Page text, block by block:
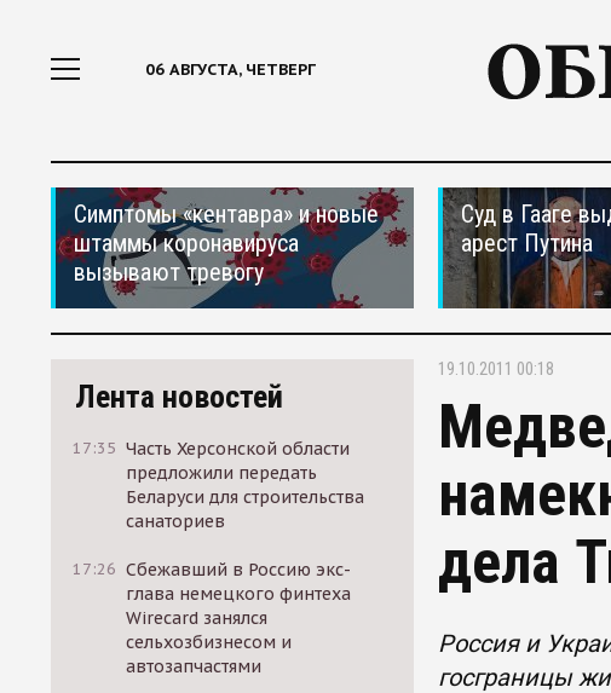
06 АВГУСТА, ЧЕТВЕРГ
Симптомы «кентавра» и новые
штаммы коронавируса
вызывают тревогу
Суд в Гааге
арест Путина
Лента новостей
17:35 Часть Херсонской области
предложили передать
Беларуси для строительства
санаториев
17:26 Сбежавший в Россию экс-
глава немецкого финтеха
Wirecard занялся
сельхозбизнесом и
автозапчастями
19.10.2011 00:18
дела
Россия и
госграницы